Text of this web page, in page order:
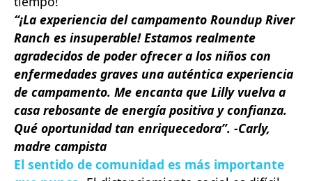
“¡La experiencia del campamento Roundup River
Ranch es insuperable! Estamos realmente
agradecidos de poder ofrecer a los niños con
enfermedades graves una auténtica experiencia
de campamento. Me encanta que Lilly vuelva a
casa rebosante de energía positiva y confianza.
Qué oportunidad tan enriquecedora”. -Carly,
madre campista
El sentido de comunidad es más importante